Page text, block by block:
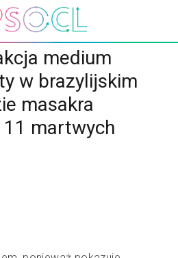
medium
w brazylijskim
masakra
martwych